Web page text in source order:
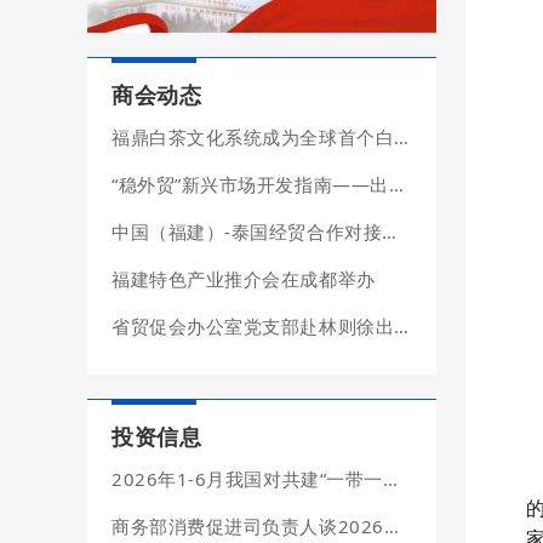
商会动态
福鼎白茶文化系统成为全球首个白茶类农业文化遗产
“稳外贸”新兴市场开发指南——出口潜力篇
中国（福建）-泰国经贸合作对接会在泰国成功举办
福建特色产业推介会在成都举办
省贸促会办公室党支部赴林则徐出生地纪念馆开展主题党日活动
投资信息
2026年1-6月我国对共建“一带一路”国家投资合作情况
商务部消费促进司负责人谈2026年上半年我国消费市场情况